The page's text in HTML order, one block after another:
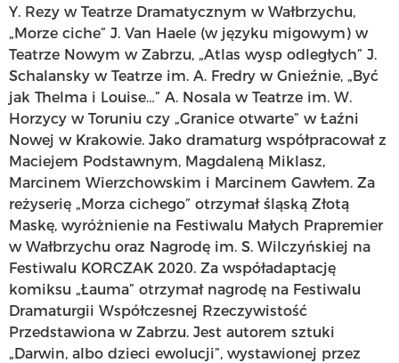
Y. Rezy w Teatrze Dramatycznym w Wałbrzychu,
„Morze ciche” J. Van Haele (w języku migowym) w
Teatrze Nowym w Zabrzu, „Atlas wysp odległych” J.
Schalansky w Teatrze im. A. Fredry w Gnieźnie, „Być
jak Thelma i Louise…” A. Nosala w Teatrze im. W.
Horzycy w Toruniu czy „Granice otwarte” w Łaźni
Nowej w Krakowie. Jako dramaturg współpracował z
Maciejem Podstawnym, Magdaleną Miklasz,
Marcinem Wierzchowskim i Marcinem Gawłem. Za
reżyserię „Morza cichego” otrzymał śląską Złotą
Maskę, wyróżnienie na Festiwalu Małych Prapremier
w Wałbrzychu oraz Nagrodę im. S. Wilczyńskiej na
Festiwalu KORCZAK 2020. Za współadaptację
komiksu „Łauma” otrzymał nagrodę na Festiwalu
Dramaturgii Współczesnej Rzeczywistość
Przedstawiona w Zabrzu. Jest autorem sztuki
„Darwin, albo dzieci ewolucji”, wystawionej przez